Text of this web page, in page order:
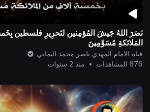
نَصَرَ اللهُ جَيشَ المُؤمِنين لتَحرِيرِ فلسطين
المَلائكةِ مُسَوِّمِينَ
قناة الامام المهدي ناصر محمد اليماني
676 المشاهدات
• منذ 2 سنوات